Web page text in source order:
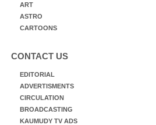
ART
ASTRO
CARTOONS
CONTACT US
EDITORIAL
ADVERTISMENTS
CIRCULATION
BROADCASTING
KAUMUDY TV ADS